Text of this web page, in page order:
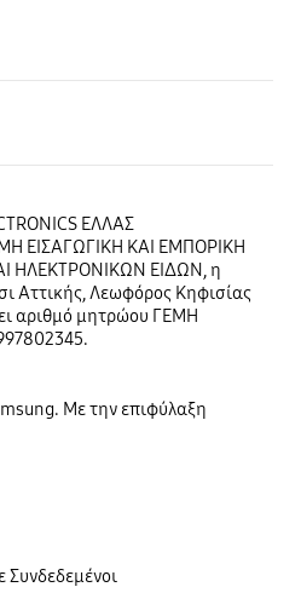
ΕΛΛΑΣ
ΚΑΙ ΕΜΠΟΡΙΚΗ
ΗΛΕΚΤΡΟΝΙΚΩΝ ΕΙΔΩΝ, η
Αττικής, Λεωφόρος Κηφισίας
αριθμό μητρώου ΓΕΜΗ
Με την επιφύλαξη
Συνδεδεμένοι